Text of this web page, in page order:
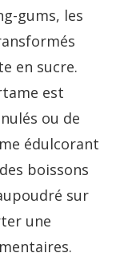
gums, les
en sucre.
est
ou de
édulcorant
boissons
sur
une